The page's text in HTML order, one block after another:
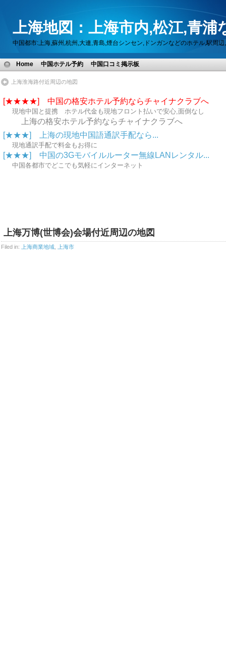
上海地図：上海市内,松江,青浦
中国都市:上海,蘇州,杭州,大連,青島,煙台シンセン,ドンガンなどのホテル,駅周
Home 中国ホテル予約 中国口コミ掲示板
上海淮海路付近周辺の地図
[★★★★] 中国の格安ホテル予約ならチャイナクラブへ
現地中国と提携 ホテル代金も現地フロント払いで安心,面倒なし
上海の格安ホテル予約ならチャイナクラブへ
[★★★] 上海の現地中国語通訳手配なら...
現地通訳手配で料金もお得に
[★★★] 中国の3Gモバイルルーター無線LANレンタル...
中国各都市でどこでも気軽にインターネット
上海万博(世博会)会場付近周辺の地図
Filed in: 上海商業地域 上海市